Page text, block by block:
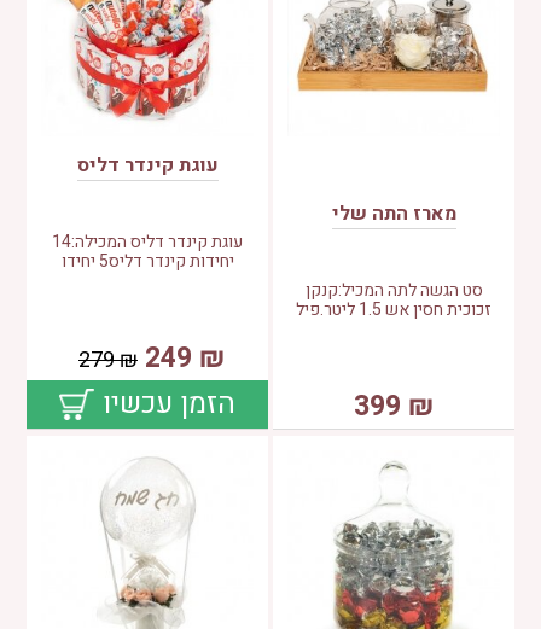
מארז התה שלי
סט הגשה לתה המכיל:קנקן
זכוכית חסין אש 1.5 ליטר.פיל
₪
399
עוגת קינדר דליס
עוגת קינדר דליס המכילה:14
יחידות קינדר דליס5 יחידו
₪
249
₪
279
הזמן עכשיו